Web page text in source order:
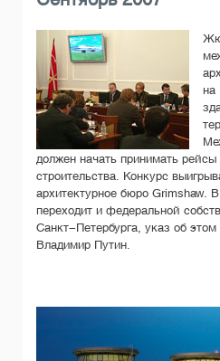
на
должен начать принимать рейсы
строительства. Конкурс
архитектурное бюро Grimshaw.
переходит и федеральной
Санкт-Петербурга, указ об
Владимир Путин.